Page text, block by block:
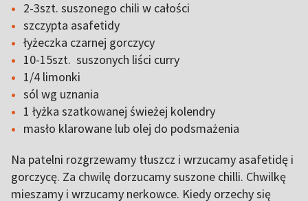
2-3szt. suszonego chili w całości
szczypta asafetidy
łyżeczka czarnej gorczycy
10-15szt. suszonych liści curry
1/4 limonki
sól wg uznania
1 łyżka szatkowanej świeżej kolendry
masło klarowane lub olej do podsmażenia
Na patelni rozgrzewamy tłuszcz i wrzucamy asafetidę i
gorczycę. Za chwilę dorzucamy suszone chilli. Chwilkę
mieszamy i wrzucamy nerkowce. Kiedy orzechy się